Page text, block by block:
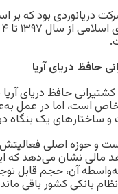
دریانوردی بود که
حافظ دریای آریا
حافظ دریای
است، اما در عمل
و ساختار‌های یک بنگاه
و حوزه اصلی
مالی نشان می‌دهد که
آن، حجم قابل
بانکی کشور باقی